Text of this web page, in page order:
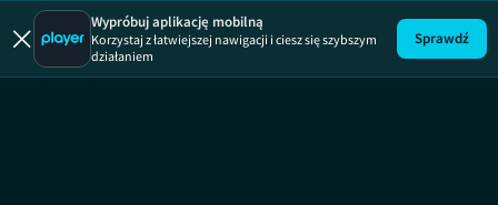
Zakup
Wypróbuj aplikację mobilną
Korzystaj z łatwiejszej nawigacji i ciesz się szybszym
działaniem
Sprawdź